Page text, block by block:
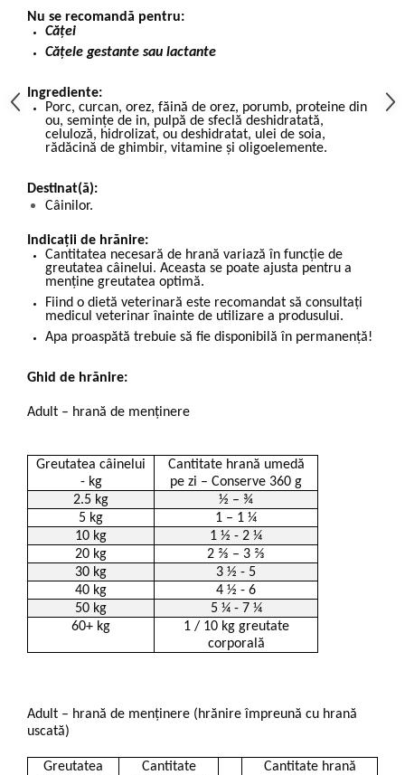
Nu se recomandă pentru:
Căţei
Căţele gestante sau lactante
Ingrediente:
Porc, curcan, orez, făină de orez, porumb, proteine din
ou, semințe de in, pulpă de sfeclă deshidratată,
celuloză, hidrolizat, ou deshidratat, ulei de soia,
rădăcină de ghimbir, vitamine și oligoelemente.
Destinat(ă):
Câinilor.
Indicații de hrănire:
Cantitatea necesară de hrană variază în funcție de
greutatea câinelui. Aceasta se poate ajusta pentru a
menține greutatea optimă.
Fiind o dietă veterinară este recomandat să consultați
medicul veterinar înainte de utilizare a produsului.
Apa proaspătă trebuie să fie disponibilă în permanență!
Ghid de hrănire:
Adult – hrană de menținere
Greutatea câinelui
- kg
Cantitate hrană umedă
pe zi – Conserve 360 g
2.5 kg
½ – ¾
5 kg
1 – 1 ¼
10 kg
1 ½ - 2 ¼
20 kg
2 ⅔ – 3 ⅔
30 kg
3 ½ - 5
40 kg
4 ½ - 6
50 kg
5 ¼ - 7 ¼
60+ kg
1 / 10 kg greutate
corporală
Adult – hrană de menținere (hrănire împreună cu hrană
uscată)
Greutatea
Cantitate
Cantitate hrană